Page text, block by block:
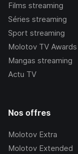
Films streaming
Séries streaming
Sport streaming
Molotov TV Awards
Mangas streaming
Actu TV
Nos offres
Molotov Extra
Molotov Extended